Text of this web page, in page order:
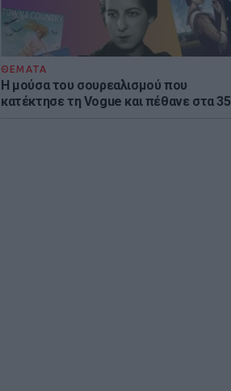
ΘΕΜΑΤΑ
Η μούσα του σουρεαλισμού που
κατέκτησε τη Vogue και πέθανε στα 35